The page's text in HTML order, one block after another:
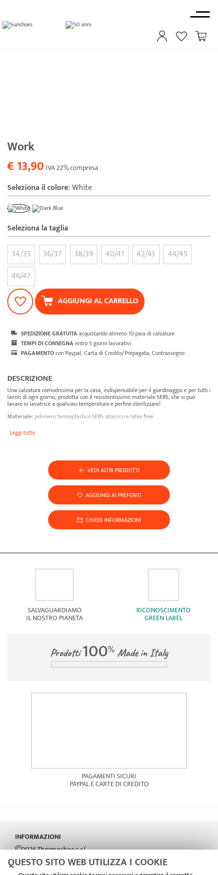
Work
€ 13,90 IVA 22% compresa
Seleziona il colore:White
Seleziona la taglia
34/35
36/37 38/39 40/41 42/43
44/45
46/47
AGGIUNGI AL CARRELLO
SPEDIZIONE GRATUITAacquistando almeno 10 paia di calzature
TEMPI DI CONSEGNAentro 5 giorni lavorativi
PAGAMENTOcon Paypal, Carta di Credito/Prepagata, Contrassegno
DESCRIZIONE
Una calzatura comodissima per la casa, indispensabile per il giardinaggio e per tutti i
lavori di ogni giorno, prodotta con il resistentissimo materiale SEBS, che si può
lavare in lavatrice a qualsiasi temperatura e perfino sterilizzare!
Materiale:polimero termoplastico SEBS atossico e latex free
Lavabile in lavatrice a 90° C (194° F) Sterilizzabile in autoclave fino a 134° C (274° F)
Aerato
Leggi tutto
VEDI ALTRI PRODOTTI
AGGIUNGI AI PREFERITI
CHIEDI INFORMAZIONI
SALVAGUARDIAMO
IL NOSTRO PIANETA
RICONOSCIMENTO
GREEN LABEL
Prodotti100% Made in Italy
PAGAMENTI SICURI
PAYPAL E CARTE DI CREDITO
INFORMAZIONI
2026 Thermoshoe s.r.l.
C.F/P.Iva 02522080288
Notifica registrata dal garante della Privacy: 2015091000214042
QUESTO SITO WEB UTILIZZA I COOKIE